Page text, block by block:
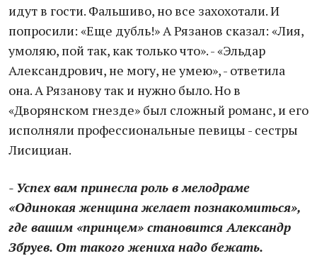
идут в гости. Фальшиво, но все захохотали. И
попросили: «Еще дубль!» А Рязанов сказал: «Лия,
умоляю, пой так, как только что». - «Эльдар
Александрович, не могу, не умею», - ответила
она. А Рязанову так и нужно было. Но в
«Дворянском гнезде» был сложный романс, и его
исполняли профессиональные певицы - сестры
Лисициан.
- Успех вам принесла роль в мелодраме
«Одинокая женщина желает познакомиться»,
где вашим «принцем» становится Александр
Збруев. От такого жениха надо бежать.